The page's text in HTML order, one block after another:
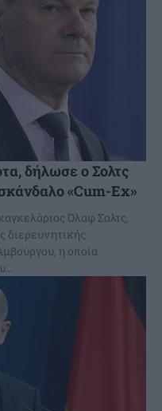
δήλωσε ο Σολτς
«Cum-Ex»
Όλαφ Σολτς,
διερευνητικής
η οποία